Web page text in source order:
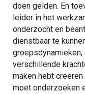
doen gelden. En
leider in het
onderzocht en
dienstbaar te
verschillende
maken hebt
moet onderzoeken